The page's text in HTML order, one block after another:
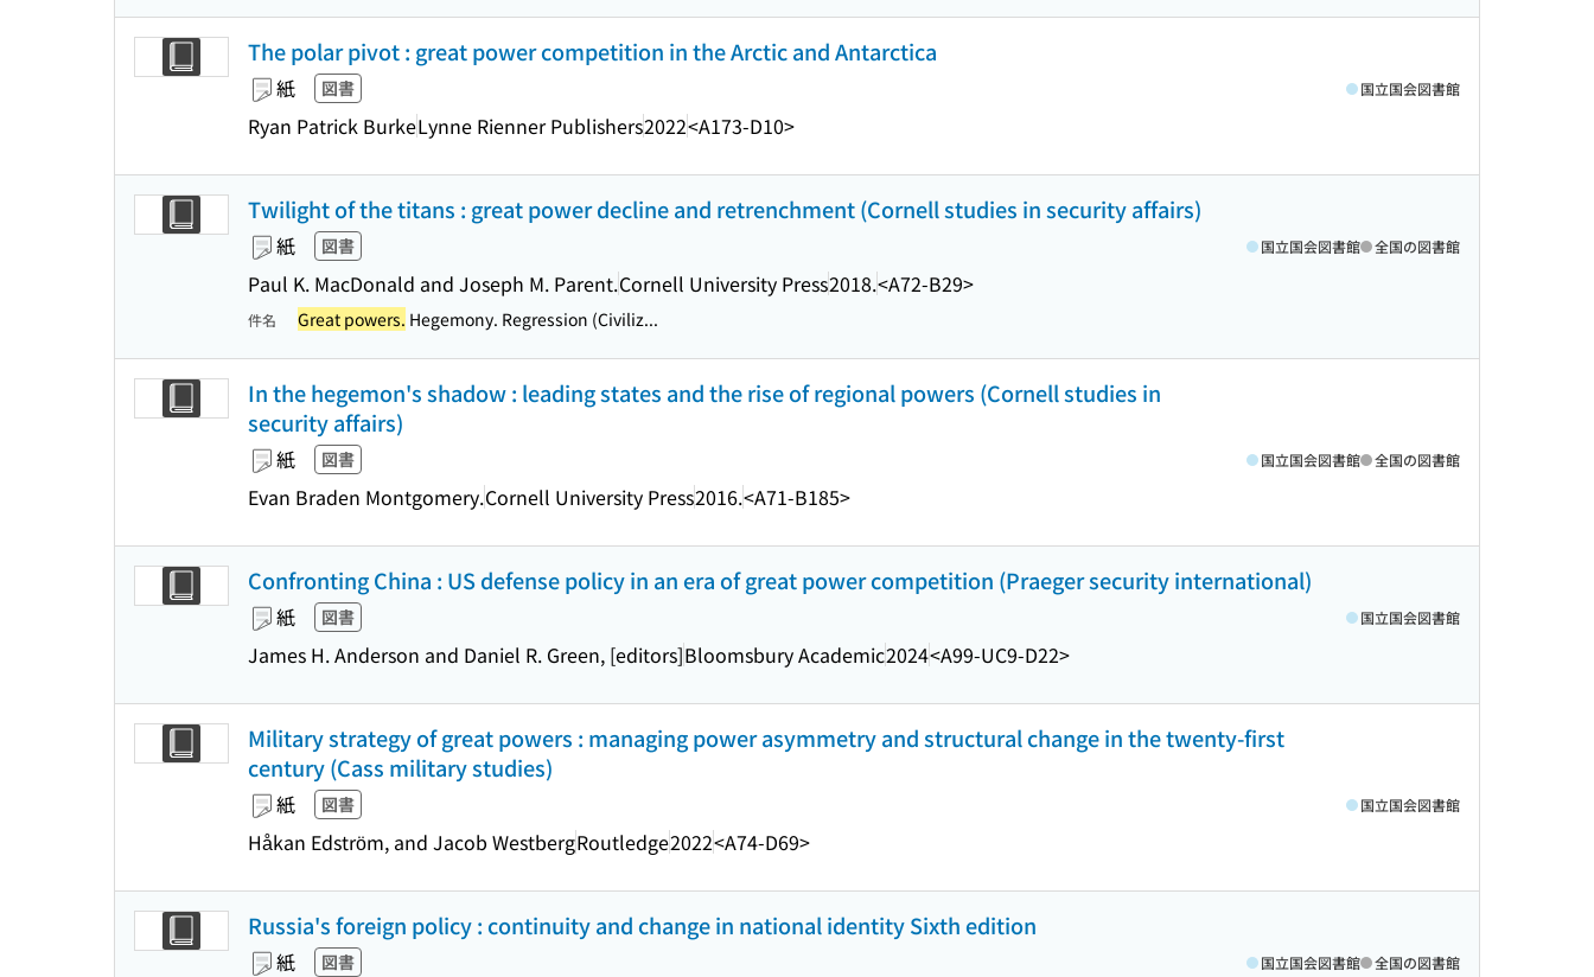
The polar pivot : great power competition in the Arctic and Antarctica
紙 図書
Ryan Patrick BurkeLynne Rienner Publishers2022<A173-D10>
国立国会図書館
Twilight of the titans : great power decline and retrenchment (Cornell studies in security affairs)
紙 図書
Paul K. MacDonald and Joseph M. Parent.Cornell University Press2018.<A72-B29>
国立国会図書館 全国の図書館
件名 Great powers. Hegemony. Regression (Civiliz...
In the hegemon's shadow : leading states and the rise of regional powers (Cornell studies in
security affairs)
紙 図書
Evan Braden Montgomery.Cornell University Press2016.<A71-B185>
国立国会図書館 全国の図書館
Confronting China : US defense policy in an era of great power competition (Praeger security international)
紙 図書
James H. Anderson and Daniel R. Green, [editors]Bloomsbury Academic2024<A99-UC9-D22>
国立国会図書館
Military strategy of great powers : managing power asymmetry and structural change in the twenty-first
century (Cass military studies)
紙 図書
Håkan Edström, and Jacob WestbergRoutledge2022<A74-D69>
国立国会図書館
Russia's foreign policy : continuity and change in national identity Sixth edition
紙 図書 国立国会図書館 全国の図書館